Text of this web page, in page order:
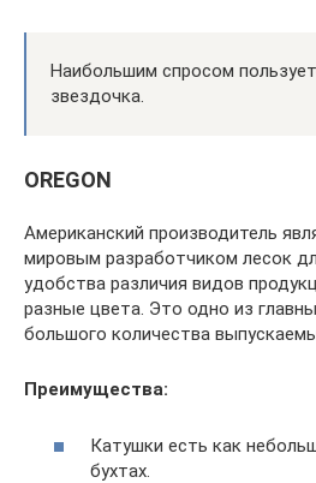
Наибольшим спросом
звездочка.
OREGON
Американский производитель
мировым разработчиком лесок
удобства различия видов
разные цвета. Это одно из
большого количества
Преимущества:
Катушки есть как
бухтах.